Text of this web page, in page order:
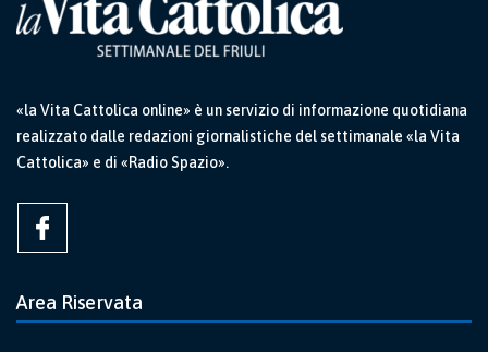
«la Vita Cattolica online» è un servizio di informazione quotidiana
realizzato dalle redazioni giornalistiche del settimanale «la Vita
Cattolica» e di «Radio Spazio».
Area Riservata